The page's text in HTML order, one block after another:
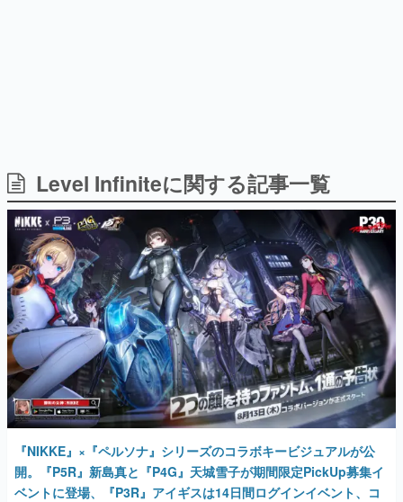
日本のコンテンツ産業やカルチャーに与えた影響を探る企
画です。
日本モバイルゲーム産業史
日本のモバイルゲーム史における主要なトピック・タイト
ルを網羅するほか、開発者へのインタビューや識者による
解説を掲載。約20年の歴史が一望できる決定版！
若ゲのいたり〜ゲームクリエイターの青春〜
『うつヌケ』『ペンと箸』等で知られるマンガ家・田中圭
一先生によるゲーム業界レポートマンガです。
なんでゲームは面白い？
ゲーム開発者・hamatsu氏がゲームの魅力を画面や操作の
具体的な形から解き明かしていく、硬派で骨太な評論連載
です。
「経験値」「裏技」「ラスボス」… ゲームにまつわる言葉
の起源や用法の変遷を、コンピューター文化史研究家・タ
イニーP氏が徹底調査。
Level Infiniteに関する記事一覧
『NIKKE』×『ペルソナ』シリーズのコラボキービジュアルが公
開。『P5R』新島真と『P4G』天城雪子が期間限定PickUp募集イ
ベントに登場、『P3R』アイギスは14日間ログインイベント、コ